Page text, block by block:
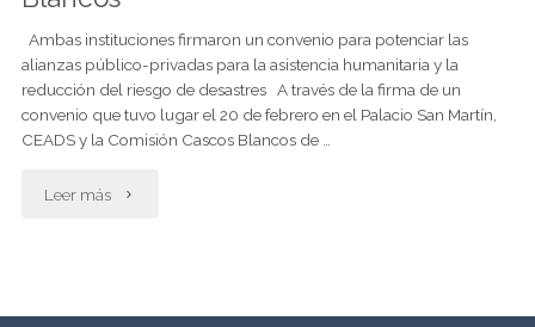
Ambas instituciones firmaron un convenio para potenciar las
alianzas público-privadas para la asistencia humanitaria y la
reducción del riesgo de desastres A través de la firma de un
convenio que tuvo lugar el 20 de febrero en el Palacio San Martín,
CEADS y la Comisión Cascos Blancos de …
Leer más "Las